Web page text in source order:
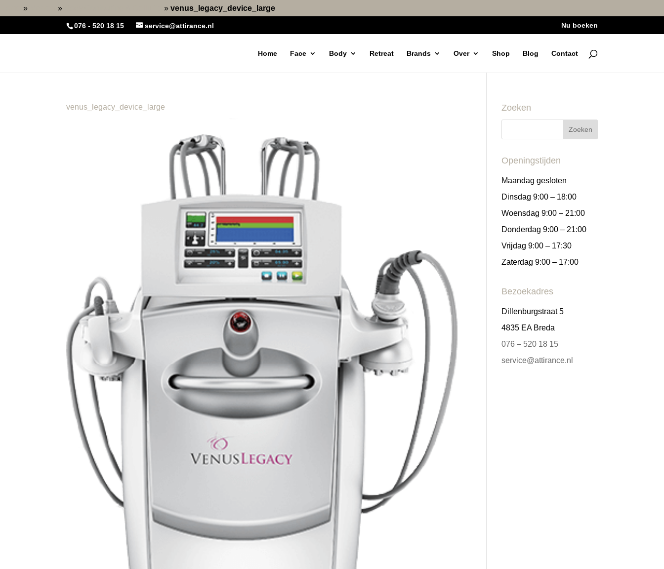
» » » venus_legacy_device_large
076 - 520 18 15 service@attirance.nl Nu boeken
Home Face Body Retreat Brands Over Shop Blog Contact
venus_legacy_device_large Zoeken
Openingstijden
Maandag gesloten
Dinsdag 9:00 – 18:00
Woensdag 9:00 – 21:00
Donderdag 9:00 – 21:00
Vrijdag 9:00 – 17:30
Zaterdag 9:00 – 17:00
Bezoekadres
Dillenburgstraat 5
4835 EA Breda
076 – 520 18 15
service@attirance.nl